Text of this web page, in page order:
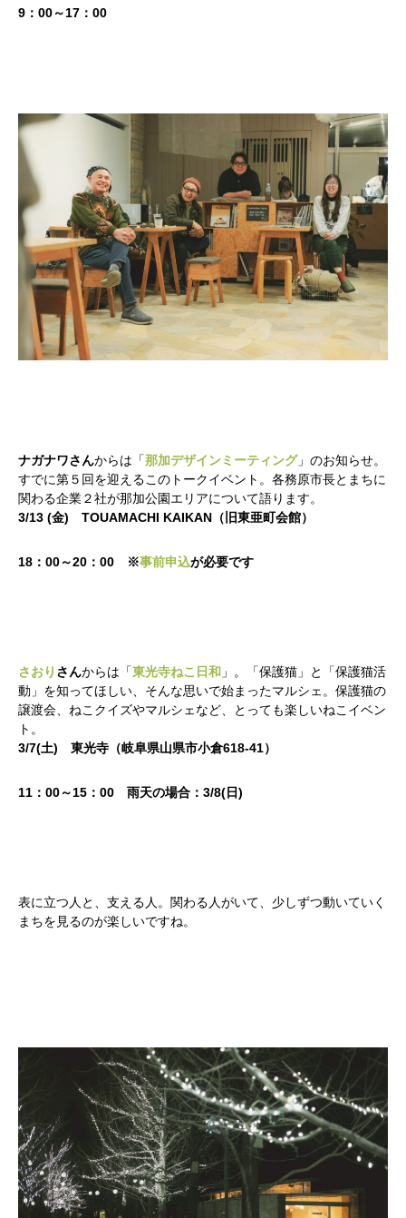
9：00～17：00
ナガナワさんからは「那加デザインミーティング」のお知らせ。
すでに第５回を迎えるこのトークイベント。各務原市長とまちに
関わる企業２社が那加公園エリアについて語ります。
3/13 (金) TOUAMACHI KAIKAN（旧東亜町会館）
18：00～20：00 ※事前申込が必要です
さおり さんからは「東光寺ねこ日和 」。「保護猫」と「保護猫活
動」を知ってほしい、そんな思いで始まったマルシェ。保護猫の
譲渡会、ねこクイズやマルシェなど、とっても楽しいねこイベン
ト。
3/7(土) 東光寺（岐阜県山県市小倉618-41）
11：00～15：00 雨天の場合：3/8(日)
表に立つ人と、支える人。関わる人がいて、少しずつ動いていく
まちを見るのが楽しいですね。